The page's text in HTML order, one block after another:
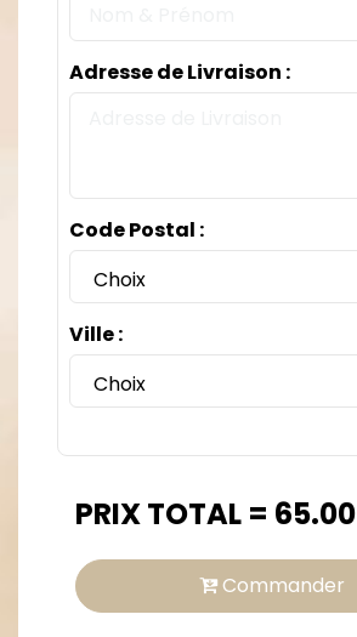
Adresse de Livraison :
Code Postal :
Ville :
PRIX TOTAL = 65.00
Commander